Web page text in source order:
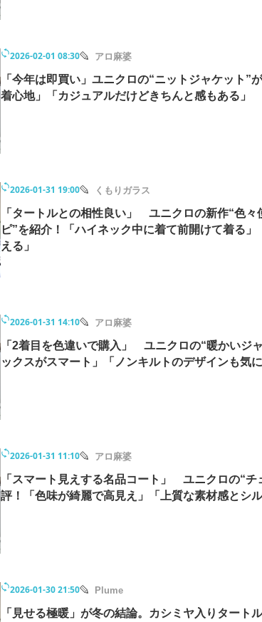
2026-02-01 08:30 アロ麻婆
「今年は即買い」ユニクロの“ニットジャケット”
着心地」「カジュアルだけどきちんと感もある」
2026-01-31 19:00 くもりガラス
「タートルとの相性良い」 ユニクロの新作“色々
ピ”を紹介！「ハイネック中に着て前開けて着る
える」
2026-01-31 14:10 アロ麻婆
「2着目を色違いで購入」 ユニクロの“暖かいジ
ックスがスマート」「ノンキルトのデザインも気に
2026-01-31 11:10 アロ麻婆
「スマート見えする名品コート」 ユニクロの“チ
評！「色味が綺麗で高見え」「上質な素材感とシル
2026-01-30 21:50 Plume
「見せる極暖」が冬の結論。カシミヤ入りタート